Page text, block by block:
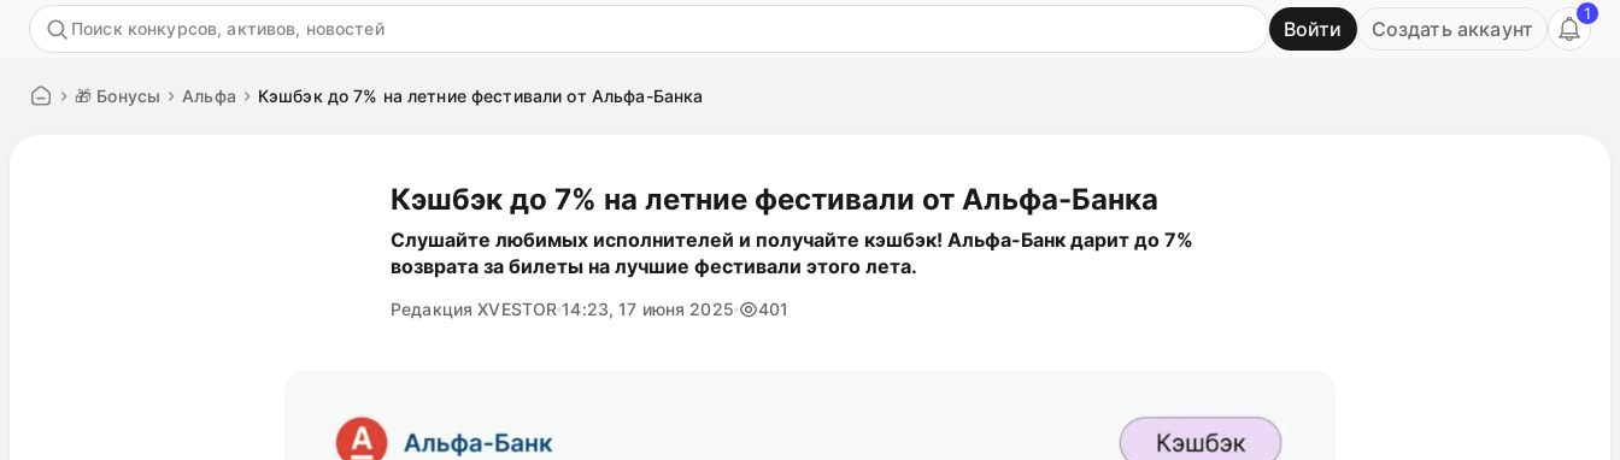
Войти Создать аккаунт
1
🎁 Бонусы Альфа Кэшбэк до 7% на летние фестивали от Альфа-Банка
Кэшбэк до 7% на летние фестивали от Альфа-Банка
Слушайте любимых исполнителей и получайте кэшбэк! Альфа-Банк дарит до 7%
возврата за билеты на лучшие фестивали этого лета.
Редакция XVESTOR 14:23, 17 июня 2025 401